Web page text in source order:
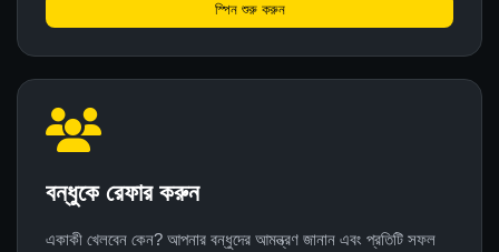
স্পিন শুরু করুন
বন্ধুকে রেফার করুন
একাকী খেলবেন কেন? আপনার বন্ধুদের আমন্ত্রণ জানান এবং প্রতিটি সফল